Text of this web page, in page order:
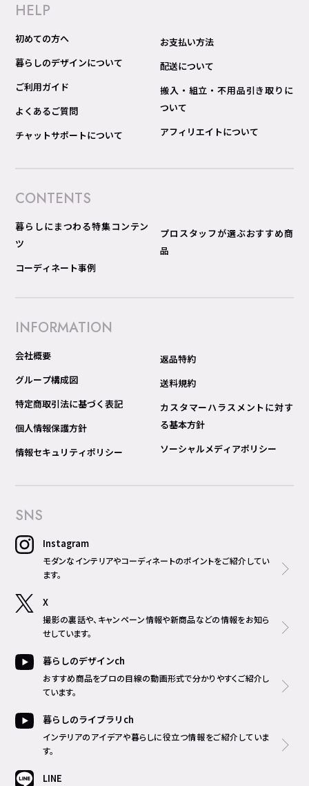
HELP
初めての方へ
暮らしのデザインについて
ご利用ガイド
よくあるご質問
チャットサポートについて
お支払い方法
配送について
搬入・組立・不用品引き取りに
ついて
アフィリエイトについて
CONTENTS
暮らしにまつわる特集コンテン
ツ
コーディネート事例
プロスタッフが選ぶおすすめ商
品
INFORMATION
会社概要
グループ構成図
特定商取引法に基づく表記
個人情報保護方針
情報セキュリティポリシー
返品特約
送料規約
カスタマーハラスメントに対す
る基本方針
ソーシャルメディアポリシー
SNS
Instagram
モダンなインテリアやコーディネートのポイントをご紹介してい
ます。
X
撮影の裏話や、キャンペーン情報や新商品などの情報をお知ら
せしています。
暮らしのデザインch
おすすめ商品をプロの目線の動画形式で分かりやすくご紹介し
ています。
暮らしのライブラリch
インテリアのアイデアや暮らしに役立つ情報をご紹介していま
す。
LINE